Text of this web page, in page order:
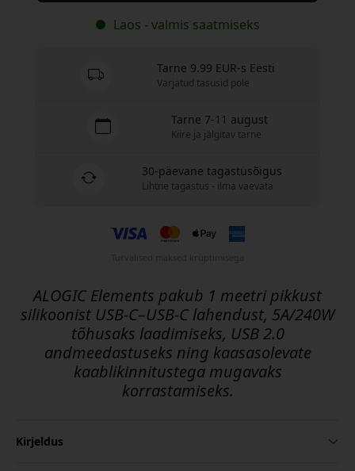
Laos - valmis saatmiseks
Tarne 9.99 EUR-s Eesti
Varjatud tasusid pole
Tarne 7-11 august
Kiire ja jälgitav tarne
30-päevane tagastusõigus
Lihtne tagastus - ilma vaevata
ALOGIC Elements pakub 1 meetri pikkust
silikoonist USB-C–USB-C lahendust, 5A/240W
tõhusaks laadimiseks, USB 2.0
andmeedastuseks ning kaasasolevate
kaablikinnitustega mugavaks
korrastamiseks.
Kirjeldus